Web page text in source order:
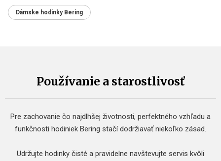
Dámske hodinky Bering
Používanie a starostlivosť
Pre zachovanie čo najdlhšej životnosti, perfektného vzhľadu a
funkčnosti hodiniek Bering stačí dodržiavať niekoľko zásad.
Udržujte hodinky čisté a pravidelne navštevujte servis kvôli